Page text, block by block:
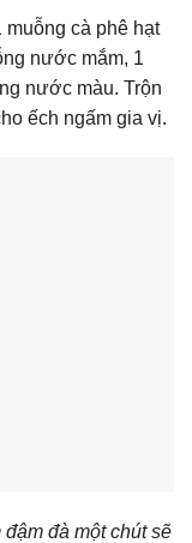
cà phê hạt
nước mắm, 1
nước màu. Trộn
ếch ngấm gia vị.
đà một chút sẽ